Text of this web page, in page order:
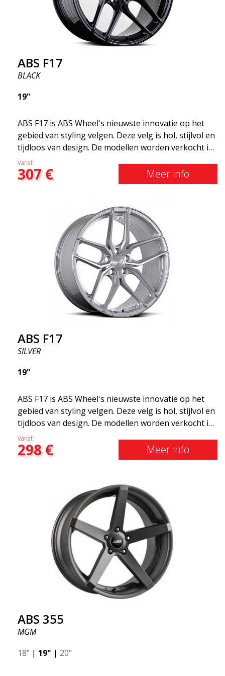
ABS F17
BLACK
19"
ABS F17 is ABS Wheel's nieuwste innovatie op het
gebied van styling velgen. Deze velg is hol, stijlvol en
tijdloos van design. De modellen worden verkocht in
verschillende maten, waaronder 19x8.5, 19x9.5 en
20x8.5 &20x10 en 20x11. Hoe breder de velg, hoe
dieper het resultaat dat je krijgt. ABS F17 is een Flow
wat betekent dat deze een hogere kwaliteit, minder
gewicht en sterker materiaal heeft. U rijdt
comfortabeler dankzijhet onafgeveerde gewicht.
Het is de Gucci van de velgenwereld! 😍
Vanaf:
307€ Meer info
ABS F17
SILVER
19"
ABS F17 is ABS Wheel's nieuwste innovatie op het
gebied van styling velgen. Deze velg is hol, stijlvol en
tijdloos van design. De modellen worden verkocht in
verschillende maten, waaronder 19x8.5, 19x9.5 en
20x8.5 &20x10 en 20x11. Hoe breder de velg, hoe
dieper het resultaat dat je krijgt. ABS F17 is een Flow
wat betekent dat deze een hogere kwaliteit, minder
gewicht en sterker materiaal heeft. U rijdt
comfortabeler dankzijhet onafgeveerde gewicht.
Het is de Gucci van de velgenwereld! 😍
Vanaf:
298€ Meer info
ABS 355
MGM
18" | 19" | 20"